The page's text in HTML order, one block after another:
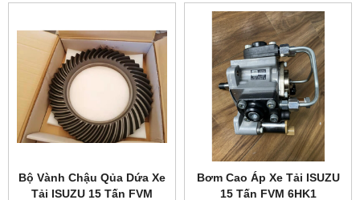
Bộ Vành Chậu Qủa Dứa Xe
Tải ISUZU 15 Tấn FVM
Bơm Cao Áp Xe Tải ISUZU
15 Tấn FVM 6HK1